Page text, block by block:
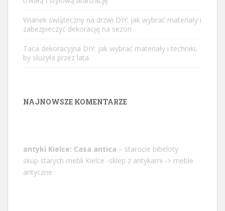
Wianek świąteczny na drzwi DIY: jak wybrać materiały i
zabezpieczyć dekorację na sezon
Taca dekoracyjna DIY: jak wybrać materiały i techniki,
by służyła przez lata
NAJNOWSZE KOMENTARZE
antyki Kielce: Casa antica – starocie bibeloty
skup starych mebli Kielce -sklep z antykami -> meble
antyczne